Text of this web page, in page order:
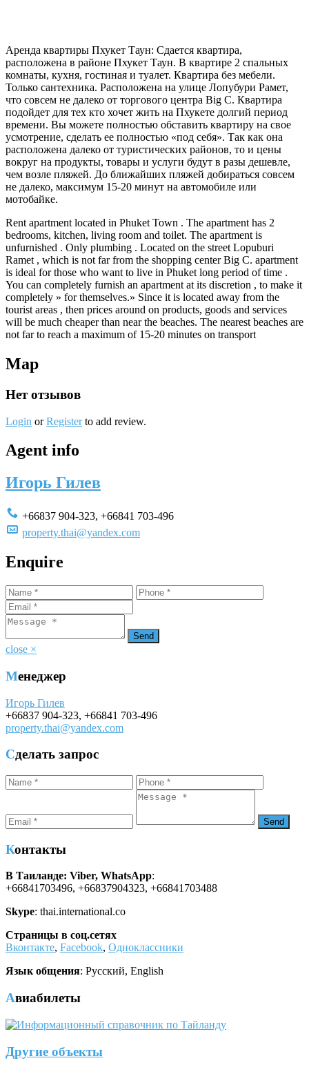
Аренда квартиры Пхукет Таун: Сдается квартира,
расположена в районе Пхукет Таун. В квартире 2 спальных
комнаты, кухня, гостиная и туалет. Квартира без мебели.
Только сантехника. Расположена на улице Лопубури Рамет,
что совсем не далеко от торгового центра Big C. Квартира
подойдет для тех кто хочет жить на Пхукете долгий период
времени. Вы можете полностью обставить квартиру на свое
усмотрение, сделать ее полностью «под себя». Так как она
расположена далеко от туристических районов, то и цены
вокруг на продукты, товары и услуги будут в разы дешевле,
чем возле пляжей. До ближайших пляжей добираться совсем
не далеко, максимум 15-20 минут на автомобиле или
мотобайке.
Rent apartment located in Phuket Town . The apartment has 2
bedrooms, kitchen, living room and toilet. The apartment is
unfurnished . Only plumbing . Located on the street Lopuburi
Ramet , which is not far from the shopping center Big C. apartment
is ideal for those who want to live in Phuket long period of time .
You can completely furnish an apartment at its discretion , to make it
completely » for themselves.» Since it is located away from the
tourist areas , then prices around on products, goods and services
will be much cheaper than near the beaches. The nearest beaches are
not far to reach a maximum of 15-20 minutes on transport
Map
Нет отзывов
Login or Register to add review.
Agent info
Игорь Гилев
+66837 904-323, +66841 703-496
property.thai@yandex.com
Enquire
close ×
Менеджер
Игорь Гилев
+66837 904-323, +66841 703-496
property.thai@yandex.com
Сделать запрос
Контакты
В Таиланде: Viber, WhatsApp:
+66841703496, +66837904323, +66841703488
Skype: thai.international.co
Страницы в соц.сетях
Вконтакте, Facebook, Одноклассники
Язык общения: Русский, English
Авиабилеты
Другие объекты